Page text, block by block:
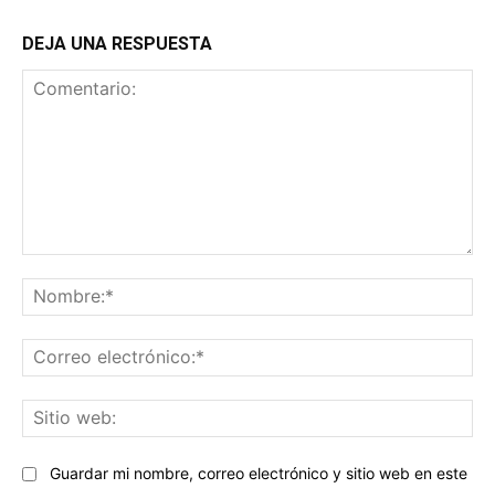
DEJA UNA RESPUESTA
Guardar mi nombre, correo electrónico y sitio web en este